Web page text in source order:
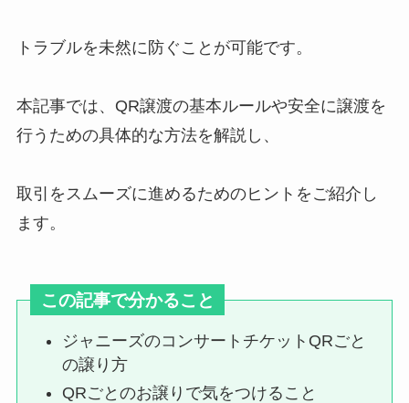
代は凄かった？昔は怖い？現在の
仲も調査
西畑大吾の身長はどのくらい？サ
snowman入所順一覧！入所日や
年齢順・誕生日一覧・脱退メンバ
トラブルを未然に防ぐことが可能です。
本記事では、QR譲渡の基本ルールや安全に譲渡を
行うための具体的な方法を解説し、
取引をスムーズに進めるためのヒントをご紹介し
ます。
この記事で分かること
ジャニーズのコンサートチケットQRごと
の譲り方
QRごとのお譲りで気をつけること